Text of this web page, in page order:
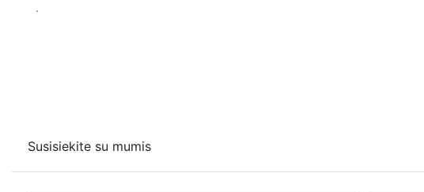
.
Susisiekite su mumis